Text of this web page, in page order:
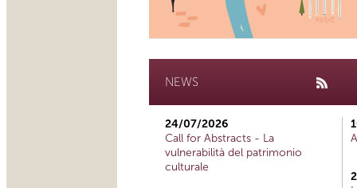
NEWS
24/07/2026
Call for Abstracts - La
vulnerabilità del patrimonio
culturale